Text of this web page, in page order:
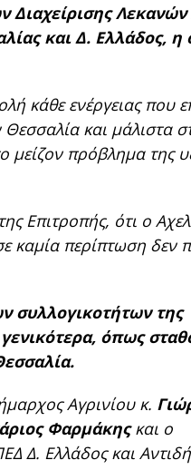
Διαχείρισης
και Δ. Ελλάδος, η
κάθε ενέργειας που
και μάλιστα
μείζον πρόβλημα της
Επιτροπής, ότι ο
καμία περίπτωση δεν
συλλογικοτήτων της
όπως
Αγρινίου κ.
Φαρμάκηςκαι ο
Δ. Ελλάδος και